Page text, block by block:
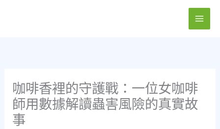
咖啡香裡的守護戰：一位女咖啡
師用數據解讀蟲害風險的真實故
事